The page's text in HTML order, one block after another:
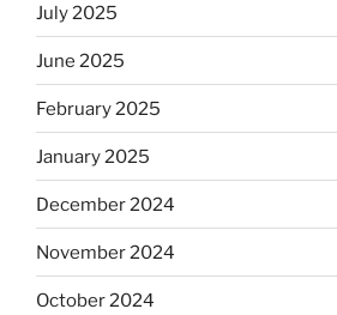
July 2025
June 2025
February 2025
January 2025
December 2024
November 2024
October 2024